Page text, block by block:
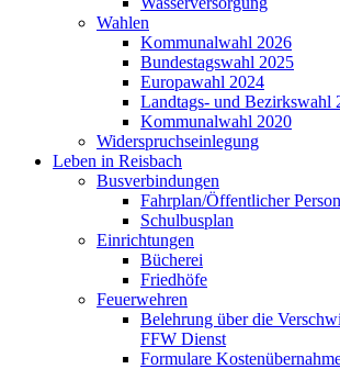
Wahlen
Kommunalwahl 2026
Bundestagswahl 2025
Europawahl 2024
Landtags- und Bezirkswahl
Kommunalwahl 2020
Widerspruchseinlegung
Leben in Reisbach
Busverbindungen
Fahrplan/Öffentlicher
Schulbusplan
Einrichtungen
Bücherei
Friedhöfe
Feuerwehren
Belehrung über die
FFW Dienst
Formulare